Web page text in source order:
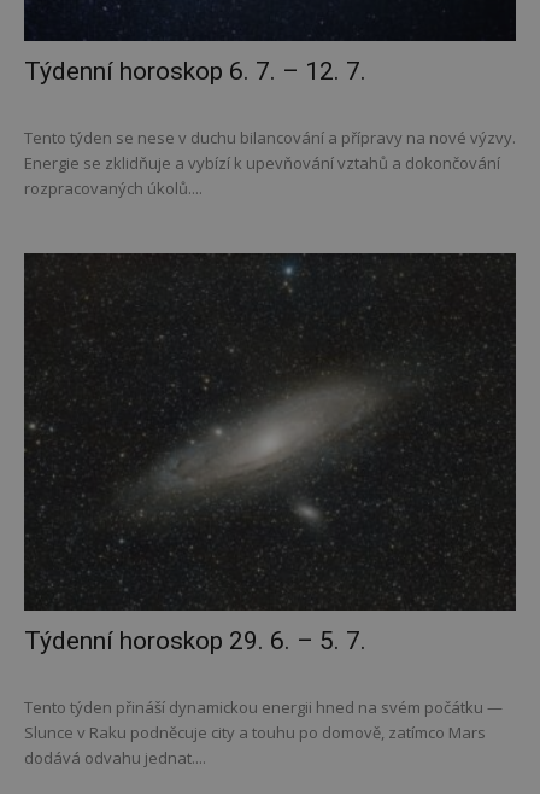
Týdenní horoskop 6. 7. – 12. 7.
Tento týden se nese v duchu bilancování a přípravy na nové výzvy.
Energie se zklidňuje a vybízí k upevňování vztahů a dokončování
rozpracovaných úkolů....
Týdenní horoskop 29. 6. – 5. 7.
Tento týden přináší dynamickou energii hned na svém počátku —
Slunce v Raku podněcuje city a touhu po domově, zatímco Mars
dodává odvahu jednat....